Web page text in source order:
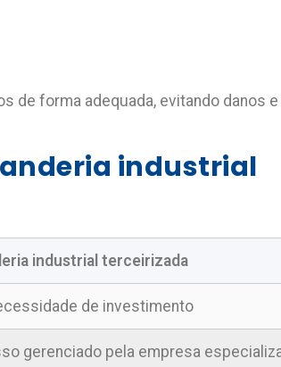
forma adequada, evitando danos e
industrial
industrial terceirizada
de investimento
gerenciado pela empresa